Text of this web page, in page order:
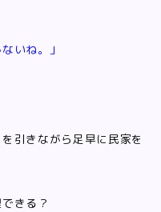
いね。」
引きながら足早に民家を
きる？